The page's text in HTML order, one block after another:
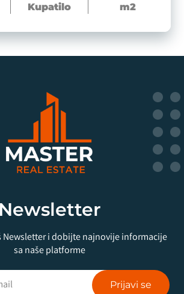
Kupatilo
m2
Newsletter
Newsletter i dobijte najnovije informacije
sa naše platforme
Prijavi se